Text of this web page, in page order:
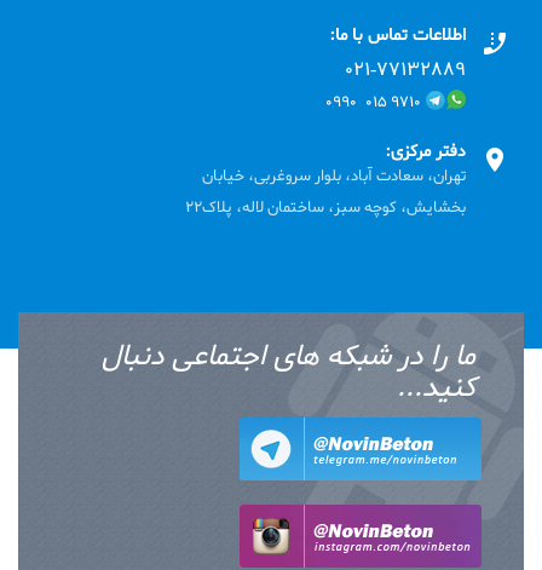
اطلاعات تماس با ما:
۰۲۱-۷۷۱٣۲۸۸۹
۹۷۱۰ ۰۱۵ ۰۹۹۰
دفتر مرکزی:
تهران، سعادت آباد، بلوار سروغربی، خیابان
بخشایش، کوچه سبز، ساختمان لاله، پلاک22
ما را در شبکه های اجتماعی دنبال
کنید...